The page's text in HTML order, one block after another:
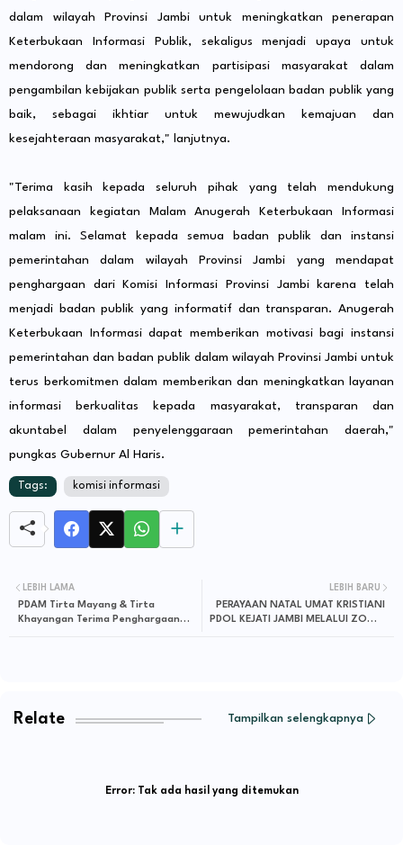
dalam wilayah Provinsi Jambi untuk meningkatkan penerapan
Keterbukaan Informasi Publik, sekaligus menjadi upaya untuk
mendorong dan meningkatkan partisipasi masyarakat dalam
pengambilan kebijakan publik serta pengelolaan badan publik yang
baik, sebagai ikhtiar untuk mewujudkan kemajuan dan
kesejahteraan masyarakat," lanjutnya.
"Terima kasih kepada seluruh pihak yang telah mendukung
pelaksanaan kegiatan Malam Anugerah Keterbukaan Informasi
malam ini. Selamat kepada semua badan publik dan instansi
pemerintahan dalam wilayah Provinsi Jambi yang mendapat
penghargaan dari Komisi Informasi Provinsi Jambi karena telah
menjadi badan publik yang informatif dan transparan. Anugerah
Keterbukaan Informasi dapat memberikan motivasi bagi instansi
pemerintahan dan badan publik dalam wilayah Provinsi Jambi untuk
terus berkomitmen dalam memberikan dan meningkatkan layanan
informasi berkualitas kepada masyarakat, transparan dan
akuntabel dalam penyelenggaraan pemerintahan daerah,"
pungkas Gubernur Al Haris.
Tags: komisi informasi
LEBIH BARU
PERAYAAN NATAL UMAT KRISTIANI
PDOL KEJATI JAMBI MELALUI ZOOM
LEBIH LAMA
PDAM Tirta Mayang & Tirta
Khayangan Terima Penghargaan
Relate Tampilkan selengkapnya
Error:Tak ada hasil yang ditemukan